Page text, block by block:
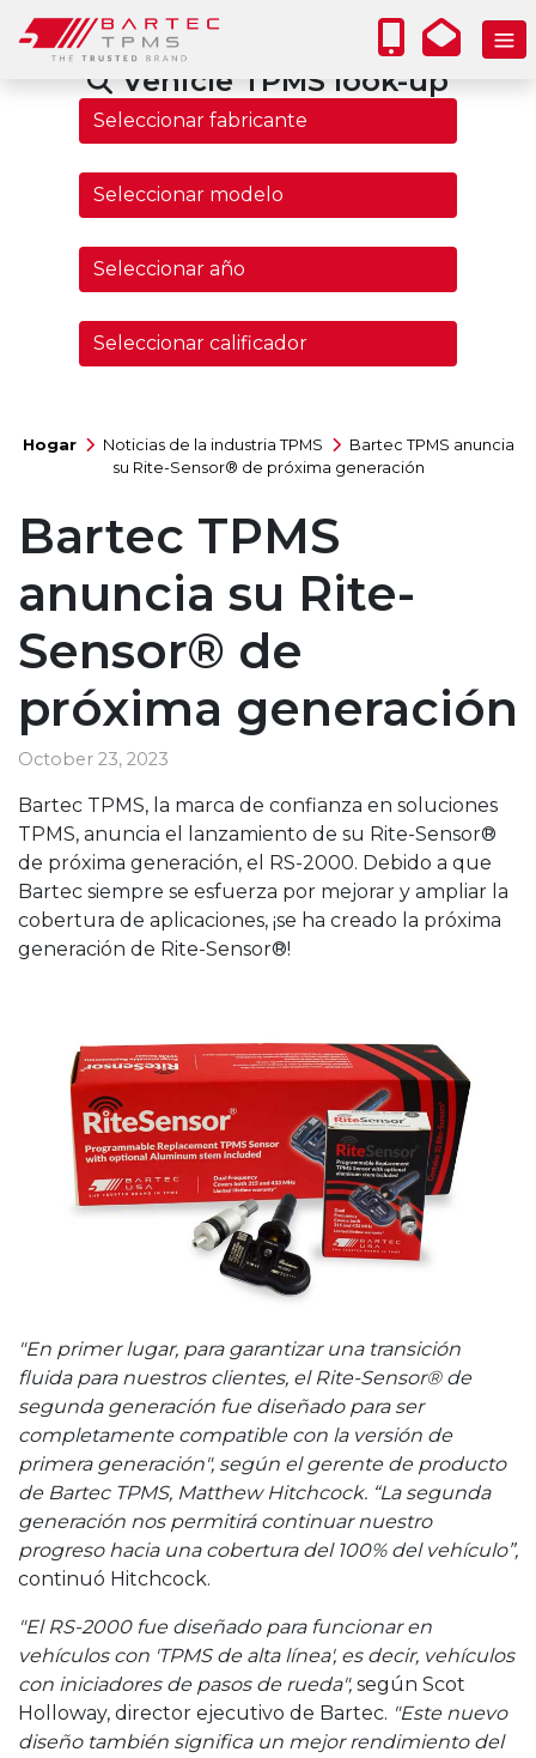
Vehicle TPMS look-up
Hogar Noticias de la industria TPMS
Bartec TPMS anuncia
su Rite-Sensor® de próxima generación
Bartec TPMS
anuncia su Rite-
Sensor® de
próxima generación
October 23, 2023
Bartec TPMS, la marca de confianza en soluciones
TPMS, anuncia el lanzamiento de su Rite-Sensor®
de próxima generación, el RS-2000. Debido a que
Bartec siempre se esfuerza por mejorar y ampliar la
cobertura de aplicaciones, ¡se ha creado la próxima
generación de Rite-Sensor®!
"En primer lugar, para garantizar una transición
fluida para nuestros clientes, el Rite-Sensor® de
segunda generación fue diseñado para ser
completamente compatible con la versión de
primera generación", según el gerente de producto
de Bartec TPMS, Matthew Hitchcock. “La segunda
generación nos permitirá continuar nuestro
progreso hacia una cobertura del 100% del vehículo”,
continuó Hitchcock.
"El RS-2000 fue diseñado para funcionar en
vehículos con 'TPMS de alta línea', es decir, vehículos
con iniciadores de pasos de rueda", según Scot
Holloway, director ejecutivo de Bartec. "Este nuevo
diseño también significa un mejor rendimiento del